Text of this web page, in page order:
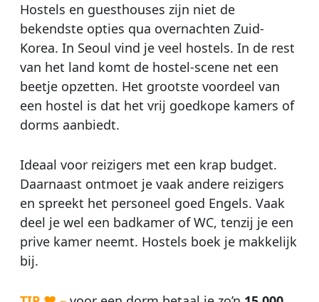
Hostels en guesthouses zijn niet de
bekendste opties qua overnachten Zuid-
Korea. In Seoul vind je veel hostels. In de rest
van het land komt de hostel-scene net een
beetje opzetten. Het grootste voordeel van
een hostel is dat het vrij goedkope kamers of
dorms aanbiedt.
Ideaal voor reizigers met een krap budget.
Daarnaast ontmoet je vaak andere reizigers
en spreekt het personeel goed Engels. Vaak
deel je wel een badkamer of WC, tenzij je een
prive kamer neemt. Hostels boek je makkelijk
bij.